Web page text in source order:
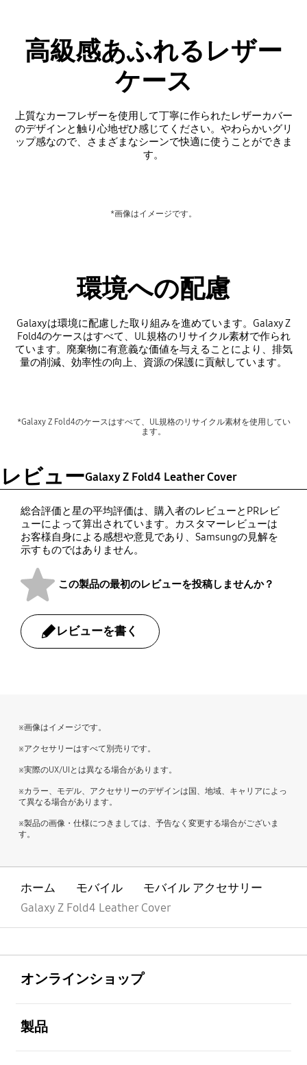
高級感あふれるレザー
ケース
上質なカーフレザーを使用して丁寧に作られたレザーカバー
のデザインと触り心地ぜひ感じてください。やわらかいグリ
ップ感なので、さまざまなシーンで快適に使うことができま
す。
*画像はイメージです。
環境への配慮
Galaxyは環境に配慮した取り組みを進めています。Galaxy Z
Fold4のケースはすべて、UL規格のリサイクル素材で作られ
ています。廃棄物に有意義な価値を与えることにより、排気
量の削減、効率性の向上、資源の保護に貢献しています。
*Galaxy Z Fold4のケースはすべて、UL規格のリサイクル素材を使用してい
ます。
レビューGalaxy Z Fold4 Leather Cover
この製品の最初のレビューを投稿しませんか？
レビューを書く
総合評価と星の平均評価は、購入者のレビューとPRレビ
ューによって算出されています。カスタマーレビューは
お客様自身による感想や意見であり、Samsungの見解を
示すものではありません。
※画像はイメージです。
※アクセサリーはすべて別売りです。
※実際のUX/UIとは異なる場合があります。
※カラー、モデル、アクセサリーのデザインは国、地域、キャリアによっ
て異なる場合があります。
※製品の画像・仕様につきましては、予告なく変更する場合がございま
す。
ホーム モバイル
モバイル アクセサリー
Galaxy Z Fold4 Leather Cover
オンラインショップ
製品